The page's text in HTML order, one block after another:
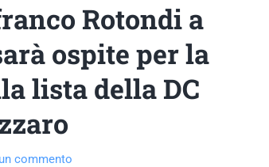
Rotondi a
ospite per la
lista della DC
commento